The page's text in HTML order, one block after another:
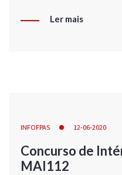
Ler mais
INFOFPAS 12-06-2020
Concurso de
MAI112